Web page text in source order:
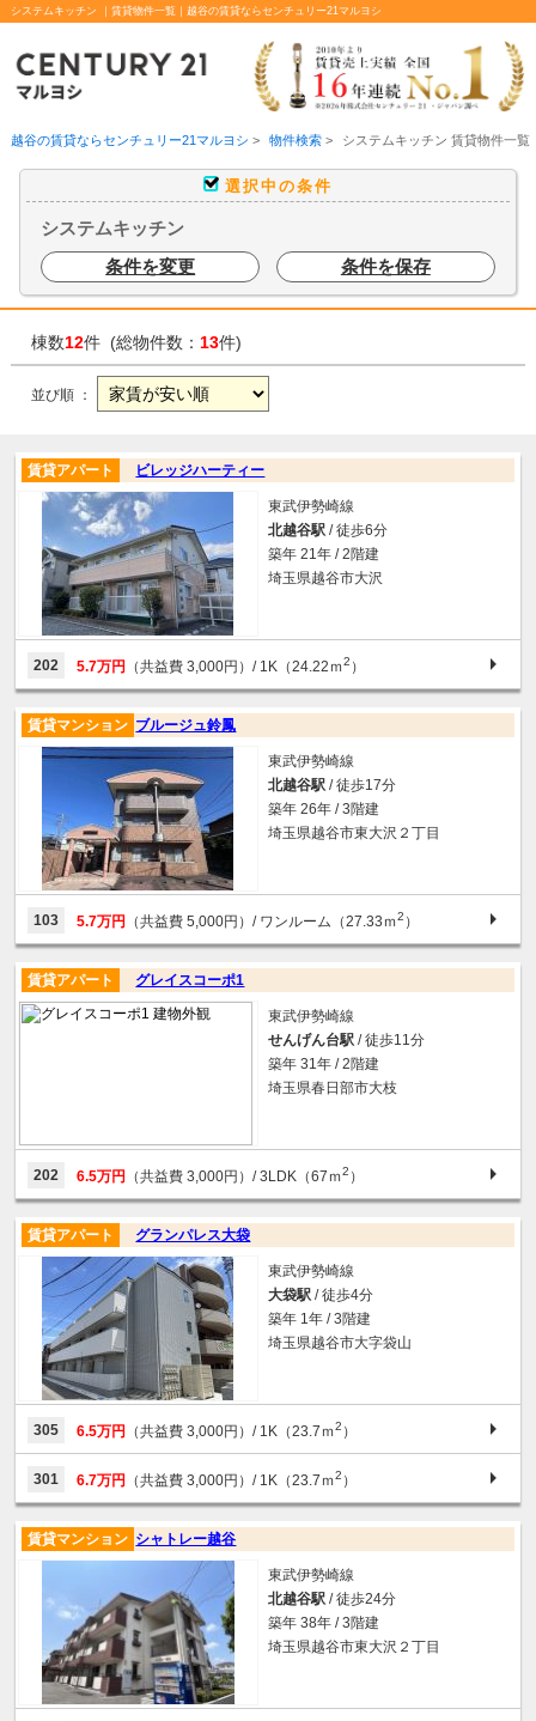
システムキッチン ｜賃貸物件一覧｜越谷の賃貸ならセンチュリー21マルヨシ
越谷の賃貸ならセンチュリー21マルヨシ > 物件検索> システムキッチン 賃貸物件一覧
選択中の条件
システムキッチン
条件を変更
条件を保存
棟数12件 (総物件数： 13件)
並び順 ：
ビレッジハーティー
賃貸アパート
東武伊勢崎線
北越谷駅 / 徒歩6分
築年 21年 / 2階建
埼玉県越谷市大沢
202 5.7万円 （共益費 3,000円）/ 1K（24.22ｍ2 ）
ブルージュ鈴鳳
賃貸マンション
東武伊勢崎線
北越谷駅 / 徒歩17分
築年 26年 / 3階建
埼玉県越谷市東大沢２丁目
103 5.7万円 （共益費 5,000円）/ ワンルーム（27.33ｍ2 ）
グレイスコーポ1
賃貸アパート
東武伊勢崎線
せんげん台駅 / 徒歩11分
築年 31年 / 2階建
埼玉県春日部市大枝
202 6.5万円 （共益費 3,000円）/ 3LDK（67ｍ2 ）
グランパレス大袋
賃貸アパート
東武伊勢崎線
大袋駅 / 徒歩4分
築年 1年 / 3階建
埼玉県越谷市大字袋山
305 6.5万円 （共益費 3,000円）/ 1K（23.7ｍ2 ）
301 6.7万円 （共益費 3,000円）/ 1K（23.7ｍ2 ）
シャトレー越谷
賃貸マンション
東武伊勢崎線
北越谷駅 / 徒歩24分
築年 38年 / 3階建
埼玉県越谷市東大沢２丁目